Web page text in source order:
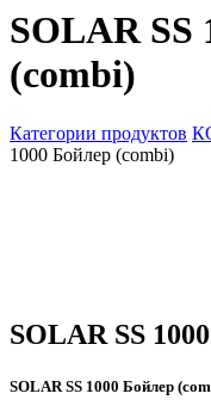
SOLAR SS
(combi)
Категории продуктов
1000 Бойлер (combi)
SOLAR SS
SOLAR SS 1000 Бойлер